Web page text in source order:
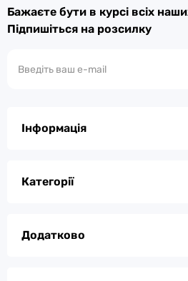
Бажаєте бути в курсі всіх
Підпишіться на розсилку
Інформація
Категорії
Додатково